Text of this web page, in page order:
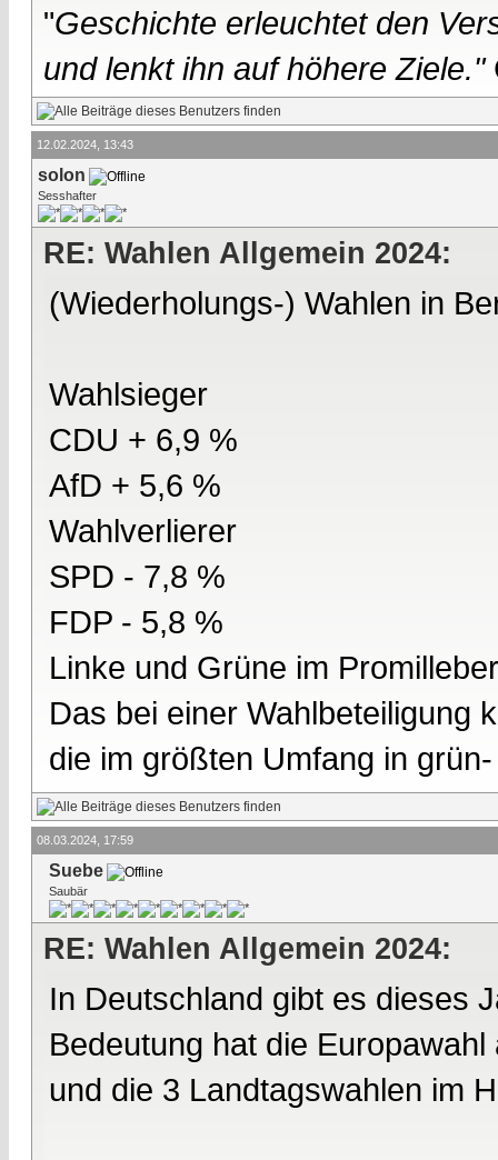
"Geschichte erleuchtet den
und lenkt ihn auf höhere Ziele."
12.02.2024, 13:43
solon
Sesshafter
RE: Wahlen Allgemein 2024:
(Wiederholungs-) Wahlen in
Wahlsieger
CDU + 6,9 %
AfD + 5,6 %
Wahlverlierer
SPD - 7,8 %
FDP - 5,8 %
Linke und Grüne im
Das bei einer Wahlbeteiligung
die im größten Umfang in
08.03.2024, 17:59
Suebe
Saubär
RE: Wahlen Allgemein 2024:
In Deutschland gibt es dieses
Bedeutung hat die Europawahl
und die 3 Landtagswahlen im